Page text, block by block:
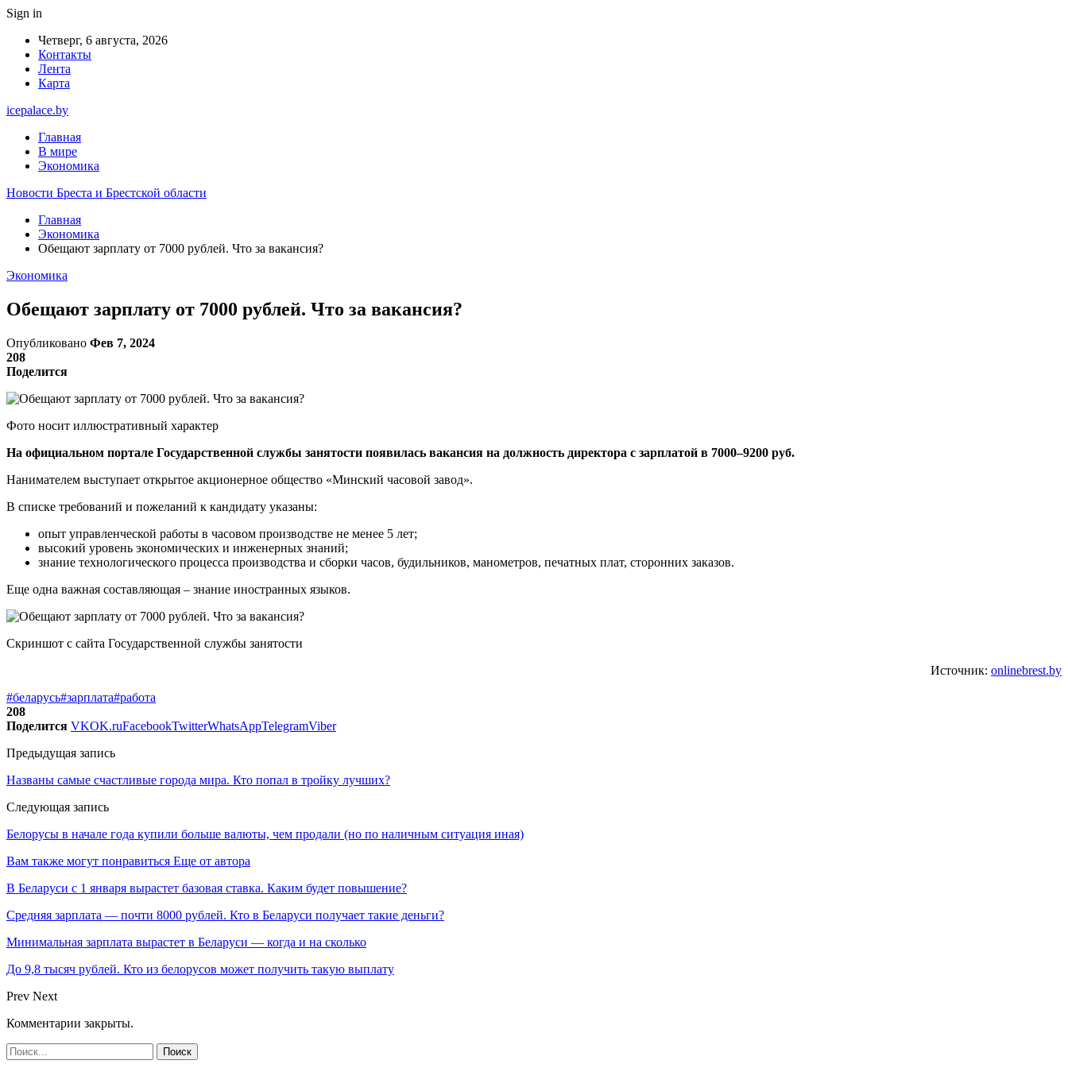
Sign in
Четверг, 6 августа, 2026
Контакты
Лента
Карта
icepalace.by
Главная
В мире
Экономика
Новости Бреста и Брестской области
Главная
Экономика
Обещают зарплату от 7000 рублей. Что за вакансия?
Экономика
Обещают зарплату от 7000 рублей. Что за вакансия?
Опубликовано Фев 7, 2024
208
Поделится
Фото носит иллюстративный характер
На официальном портале Государственной службы занятости появилась вакансия на должность директора с зарплатой в 7000–9200 руб.
Нанимателем выступает открытое акционерное общество «Минский часовой завод».
В списке требований и пожеланий к кандидату указаны:
опыт управленческой работы в часовом производстве не менее 5 лет;
высокий уровень экономических и инженерных знаний;
знание технологического процесса производства и сборки часов, будильников, манометров, печатных плат, сторонних заказов.
Еще одна важная составляющая – знание иностранных языков.
Скриншот с сайта Государственной службы занятости
Источник: onlinebrest.by
#беларусь#зарплата#работа
208
Поделится VKOK.ruFacebookTwitterWhatsAppTelegramViber
Предыдущая запись
Названы самые счастливые города мира. Кто попал в тройку лучших?
Следующая запись
Белорусы в начале года купили больше валюты, чем продали (но по наличным ситуация иная)
Вам также могут понравиться Еще от автора
В Беларуси с 1 января вырастет базовая ставка. Каким будет повышение?
Средняя зарплата — почти 8000 рублей. Кто в Беларуси получает такие деньги?
Минимальная зарплата вырастет в Беларуси — когда и на сколько
До 9,8 тысяч рублей. Кто из белорусов может получить такую выплату
Prev Next
Комментарии закрыты.